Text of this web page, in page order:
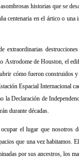
historias que se
centenaria en el ártico o una
extraordinarias
Astrodome de Houston, el
cómo fueron construidos
Espacial Internacional
la Declaración de
durante décadas.
el lugar que nosotros
que una vez habitamos.
por sus ancestros, los